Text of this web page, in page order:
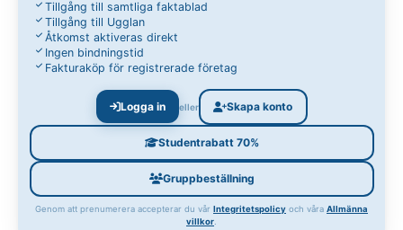
Tillgång till samtliga faktablad
Tillgång till Ugglan
Åtkomst aktiveras direkt
Ingen bindningstid
Fakturaköp för registrerade företag
Logga in eller Skapa konto
Studentrabatt 70%
Gruppbeställning
Genom att prenumerera accepterar du vår Integritetspolicy och våra Allmänna
villkor.